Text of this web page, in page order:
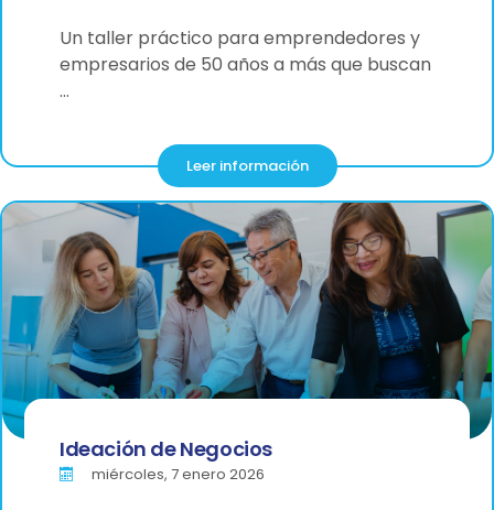
Un taller práctico para emprendedores y
empresarios de 50 años a más que buscan
…
Leer información
Ideación de Negocios
miércoles, 7 enero 2026